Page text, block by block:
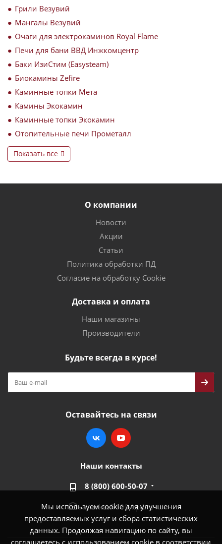
Мы используем cookie для улучшения
предоставляемых услуг и сбора статистических
данных. Продолжая навигацию по сайту, вы
соглашаетесь с использованием cookie в соответствии
Грили Везувий
Мангалы Везувий
Очаги для электрокаминов Royal Flame
Печи для бани ВВД Инжкомцентр
Баки ИзиСтим (Easysteam)
Биокамины Zefire
Каминные топки Мета
Камины Экокамин
Каминные топки Экокамин
Отопительные печи Прометалл
Показать все
О компании
Новости
Акции
Статьи
Политика обработки ПД
Согласие на обработку Cookie
Доставка и оплата
Наши магазины
Производители
Будьте всегда в курсе!
Оставайтесь на связи
Наши контакты
8 (800) 600-50-07
market@100-kpd.ru